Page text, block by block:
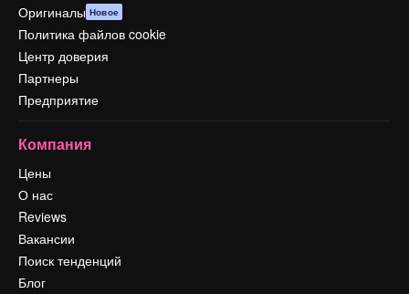
Оригиналы Новое
Политика файлов cookie
Центр доверия
Партнеры
Предприятие
Компания
Цены
О нас
Reviews
Вакансии
Поиск тенденций
Блог